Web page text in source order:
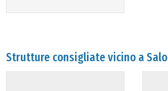
Strutture consigliate vicino a Salo